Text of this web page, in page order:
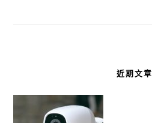
近期文章